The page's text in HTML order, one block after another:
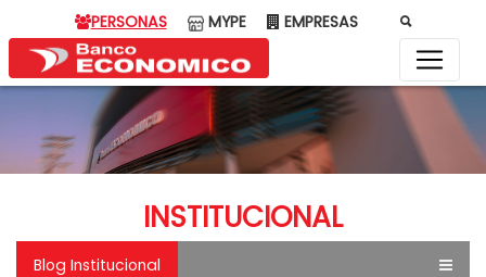
PERSONAS MYPE EMPRESAS
INSTITUCIONAL
Blog Institucional